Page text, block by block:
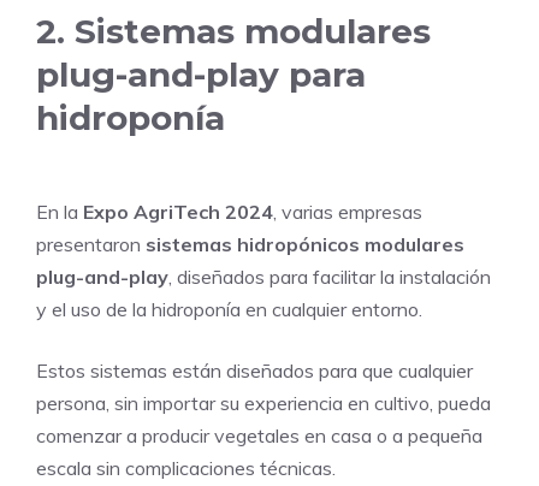
2. Sistemas modulares
plug-and-play para
hidroponía
En la Expo AgriTech 2024 , varias empresas
presentaron sistemas hidropónicos modulares
plug-and-play , diseñados para facilitar la instalación
y el uso de la hidroponía en cualquier entorno.
Estos sistemas están diseñados para que cualquier
persona, sin importar su experiencia en cultivo, pueda
comenzar a producir vegetales en casa o a pequeña
escala sin complicaciones técnicas.